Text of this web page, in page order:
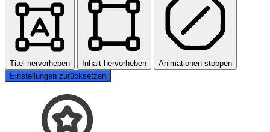
Titel hervorheben Inhalt hervorheben
Animationen stoppen
Einstellungen zurücksetzen